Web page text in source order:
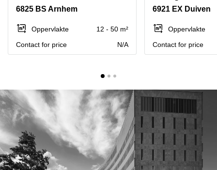
Hengelo
Hilversum
Hoofddorp
Tiel
Tilburg
Zwolle
Amsterdam
Westpoort
Reeuwijk
Business
Arnhem
Westpoort
Business
center
Hilversum
Business
center
Den
Haag
6825 BS Arnhem
Oppervlakte
12 - 50 m²
Contact for price
N/A
6921 EX Duiven
Oppervlakte
Contact for price